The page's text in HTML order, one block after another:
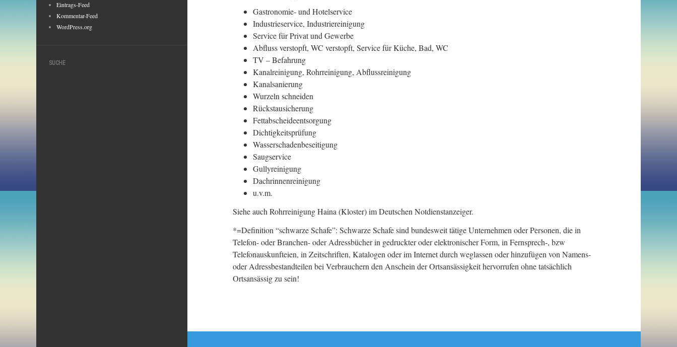
Eintrags-Feed
Kommentar-Feed
WordPress.org
SUCHE
Gastronomie- und Hotelservice
Industrieservice, Industriereinigung
Service für Privat und Gewerbe
Abfluss verstopft, WC verstopft, Service für Küche, Bad, WC
TV – Befahrung
Kanalreinigung, Rohrreinigung, Abflussreinigung
Kanalsanierung
Wurzeln schneiden
Rückstausicherung
Fettabscheideentsorgung
Dichtigkeitsprüfung
Wasserschadenbeseitigung
Saugservice
Gullyreinigung
Dachrinnenreinigung
u.v.m.
Siehe auch Rohrreinigung Haina (Kloster) im Deutschen Notdienstanzeiger.
*=Definition “schwarze Schafe”: Schwarze Schafe sind bundesweit tätige Unternehmen oder Personen, die in
Telefon- oder Branchen- oder Adressbücher in gedruckter oder elektronischer Form, in Fernsprech-, bzw
Telefonauskunfteien, in Zeitschriften, Katalogen oder im Internet durch weglassen oder hinzufügen von Namens-
oder Adressbestandteilen bei Verbrauchern den Anschein der Ortsansässigkeit hervorrufen ohne tatsächlich
Ortsansässig zu sein!